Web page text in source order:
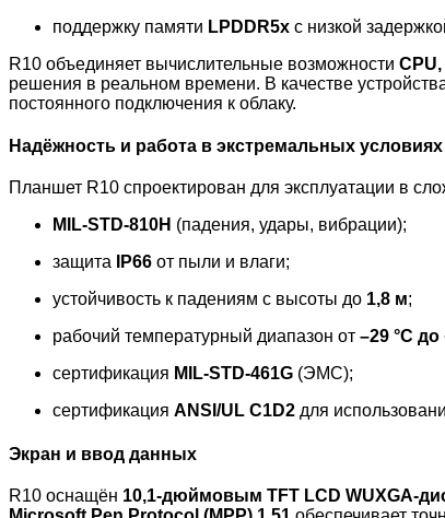
поддержку памяти LPDDR5x с низкой
R10 объединяет вычислительные возможности CPU,
решения в реальном времени. В качестве
постоянного подключения к облаку.
Надёжность и работа в экстремальных условиях
Планшет R10 спроектирован для эксплуатации в
MIL-STD-810H (падения, удары, вибрации);
защита
IP66 от пыли и влаги;
устойчивость к падениям с высоты до 1,8 м;
рабочий температурный диапазон от –29 °C до
сертификация MIL-STD-461G (ЭМС);
сертификация ANSI/UL C1D2 для
Экран и ввод данных
R10 оснащён 10,1-дюймовым TFT LCD WUXGA-